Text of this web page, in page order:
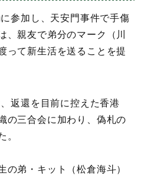
参加し、天安門事件で手傷
、親友で弟分のマーク（川
って新生活を送ることを提
返還を目前に控えた香港
の三合会に加わり、偽札の
。
の弟・キット（松倉海斗）